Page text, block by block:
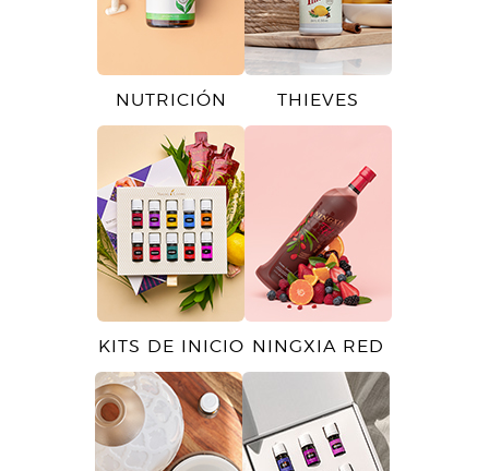
NUTRICIÓN THIEVES
KITS DE INICIO NINGXIA RED